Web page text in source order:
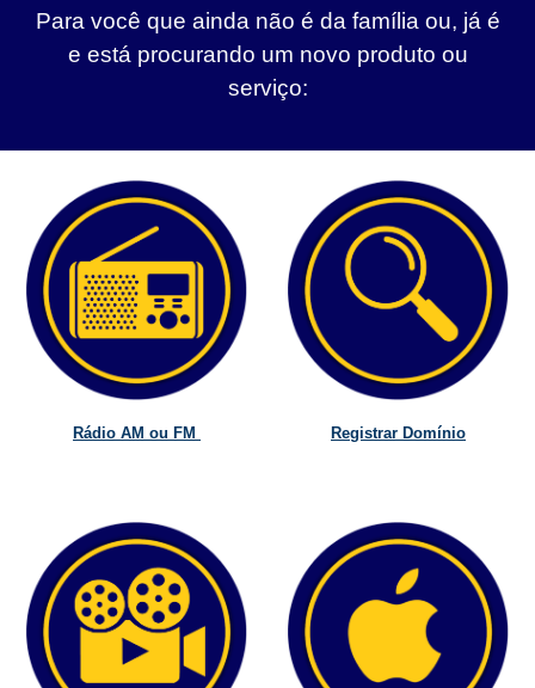
Para você que ainda não é da família ou, já é
e está procurando um novo produto ou
serviço:
Rádio AM ou FM Registrar Domínio